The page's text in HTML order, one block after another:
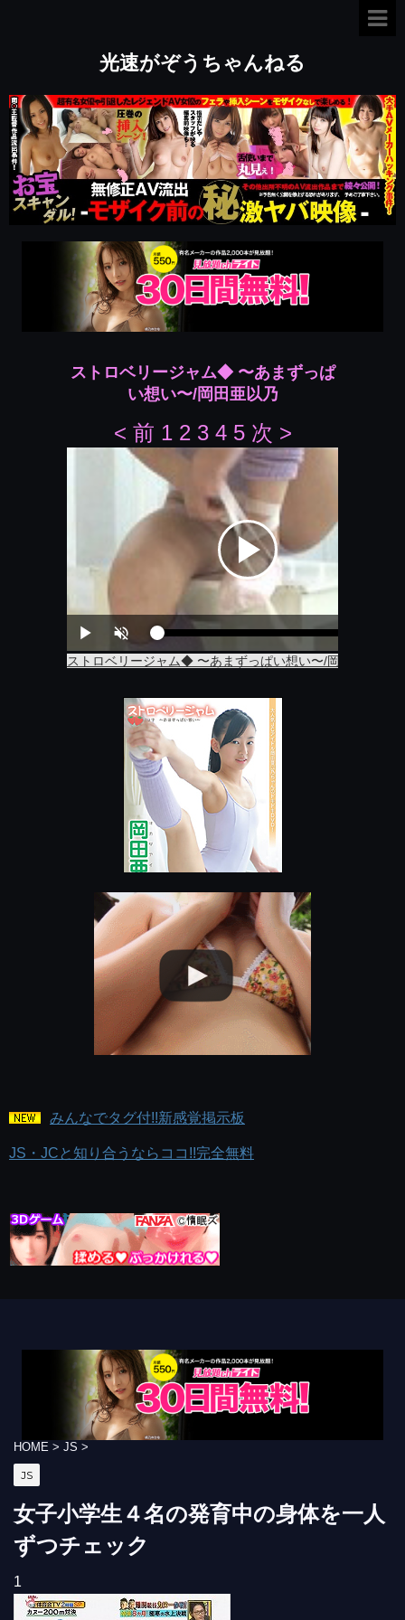
光速がぞうちゃんねる
みんなでタグ付!!新感覚掲示板
JS・JCと知り合うならココ!!完全無料
HOME > JS >
JS
女子小学生４名の発育中の身体を一人
ずつチェック
1